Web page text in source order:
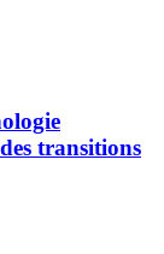
transitions